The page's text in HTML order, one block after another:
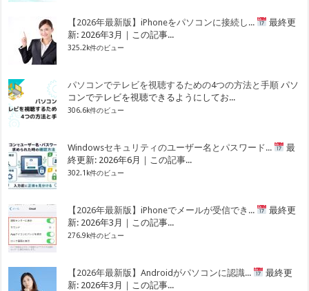
【2026年最新版】iPhoneをパソコンに接続し...
最終更
新: 2026年3月｜この記事...
325.2k件のビュー
パソコンでテレビを視聴するための4つの方法と手順 パソ
コンでテレビを視聴できるようにしてお...
306.6k件のビュー
Windowsセキュリティのユーザー名とパスワード...
最
終更新: 2026年6月｜この記事...
302.1k件のビュー
【2026年最新版】iPhoneでメールが受信でき...
最終更
新: 2026年3月｜この記事...
276.9k件のビュー
【2026年最新版】Androidがパソコンに認識...
最終更
新: 2026年3月｜この記事...